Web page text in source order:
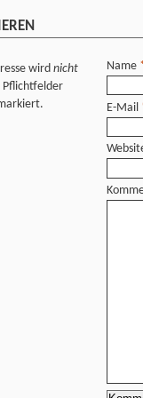
wird nicht
Name
E-Mail